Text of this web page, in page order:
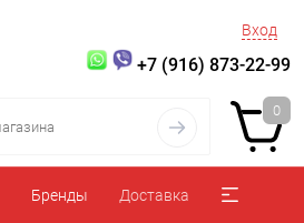
Вход
+7 (916) 873-22-99
0
Бренды Доставка